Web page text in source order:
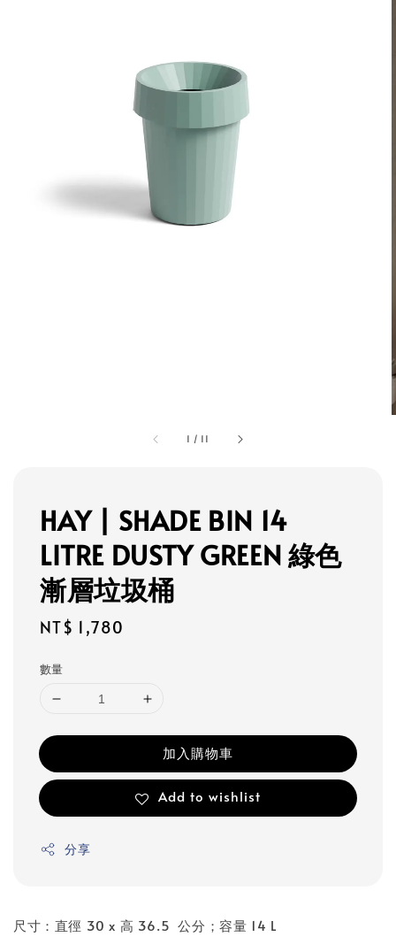
1 / 11
HAY | SHADE BIN 14
LITRE DUSTY GREEN 綠色
漸層垃圾桶
Regular
NT$ 1,780
數量
加入購物車
Add to wishlist
分享
尺寸：直徑 30 x 高 36.5 公分；容量 14 L